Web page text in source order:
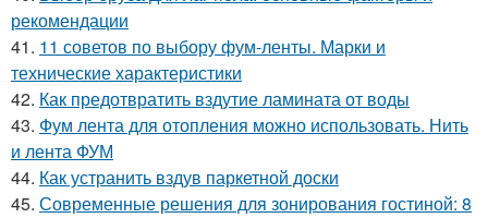
рекомендации
41. 11 советов по выбору фум-ленты. Марки и
технические характеристики
42. Как предотвратить вздутие ламината от воды
43. Фум лента для отопления можно использовать. Нить
и лента ФУМ
44. Как устранить вздув паркетной доски
45. Современные решения для зонирования гостиной: 8